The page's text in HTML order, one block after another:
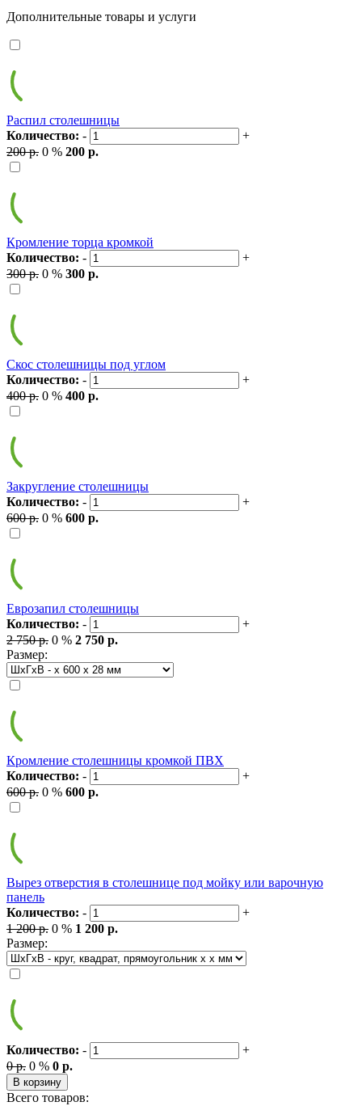
Дополнительные товары и услуги
Распил столешницы
Количество: -
+
200 р. 0 % 200 р.
Кромление торца кромкой
Количество: -
+
300 р. 0 % 300 р.
Скос столешницы под углом
Количество: -
+
400 р. 0 % 400 р.
Закругление столешницы
Количество: -
+
600 р. 0 % 600 р.
Еврозапил столешницы
Количество: -
+
2 750 р. 0 % 2 750 р.
Размер:
Кромление столешницы кромкой ПВХ
Количество: -
+
600 р. 0 % 600 р.
Вырез отверстия в столешнице под мойку или варочную
панель
Количество: -
+
1 200 р. 0 % 1 200 р.
Размер:
Количество: -
+
0 р. 0 % 0 р.
В корзину
Всего товаров: